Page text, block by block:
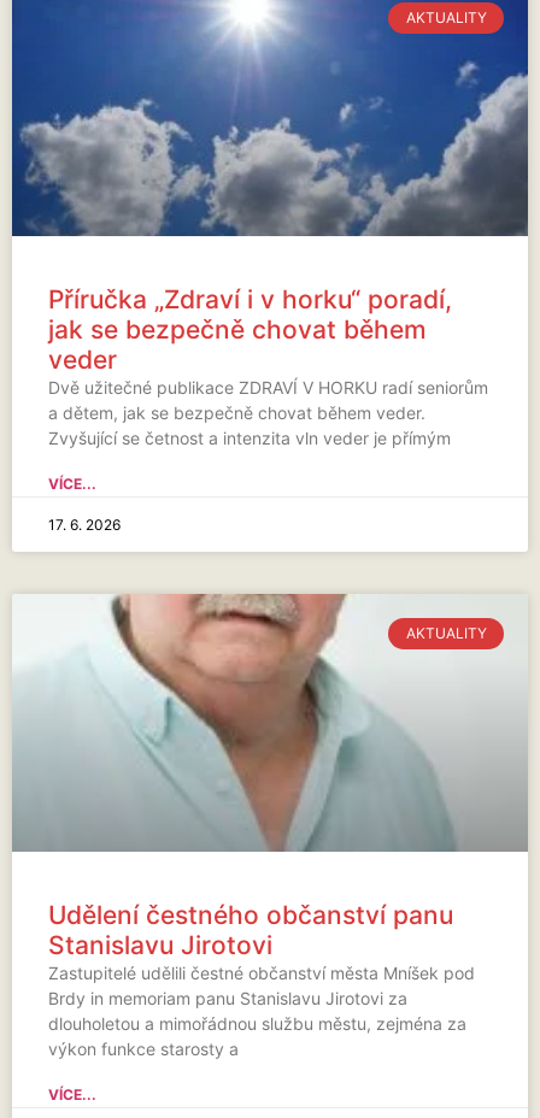
AKTUALITY
Příručka „Zdraví i v horku“ poradí,
jak se bezpečně chovat během
veder
Dvě užitečné publikace ZDRAVÍ V HORKU radí seniorům
a dětem, jak se bezpečně chovat během veder.
Zvyšující se četnost a intenzita vln veder je přímým
VÍCE...
17. 6. 2026
AKTUALITY
Udělení čestného občanství panu
Stanislavu Jirotovi
Zastupitelé udělili čestné občanství města Mníšek pod
Brdy in memoriam panu Stanislavu Jirotovi za
dlouholetou a mimořádnou službu městu, zejména za
výkon funkce starosty a
VÍCE...